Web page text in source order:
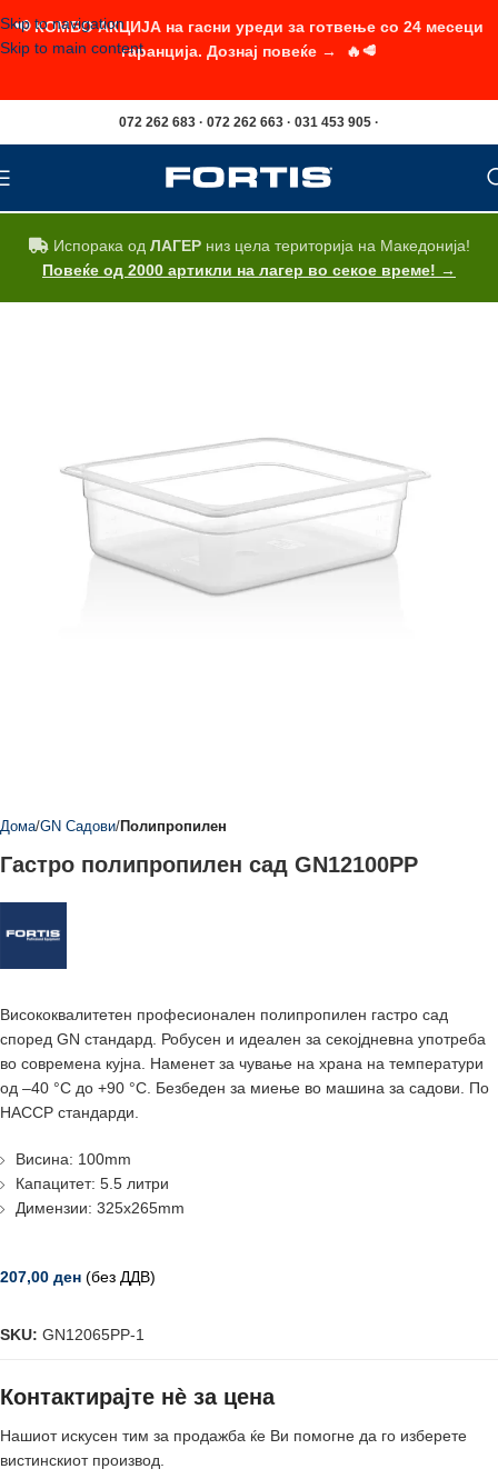
Skip to navigation
Skip to main content
072 262 683 · 072 262 663 · 031 453 905 ·
Испорака од ЛАГЕРниз цела територија на Македонија!
Повеќе од 2000 артикли на лагер во секое време! →
Дома GN Садови Полипропилен
Гастро полипропилен сад GN12100PP
Висококвалитетен професионален полипропилен гастро сад
според GN стандард. Робусен и идеален за секојдневна употреба
во современа кујна. Наменет за чување на храна на температури
од –40 °C до +90 °C. Безбеден за миење во машина за садови. По
HACCP стандарди.
Висина: 100mm
Капацитет: 5.5 литри
Димензии: 325x265mm
207,00 ден (без ДДВ)
SKU: GN12065PP-1
Контактирајте нè за цена
Нашиот искусен тим за продажба ќе Ви помогне да го изберете
вистинскиот производ.
📢 КОМБО АКЦИЈА на гасни уреди за готвење со 24 месеци
гаранција. Дознај повеќе → 🔥🥩